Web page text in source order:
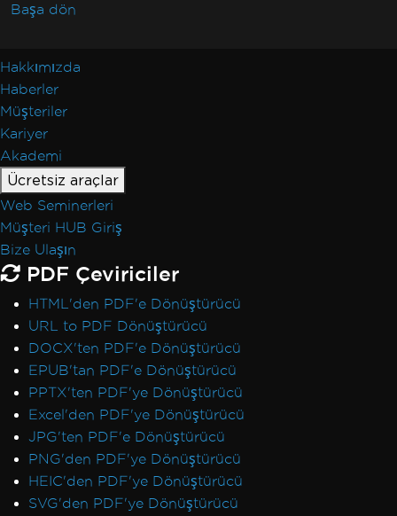
Başa dön
Hakkımızda
Haberler
Müşteriler
Kariyer
Akademi
Ücretsiz araçlar
Web Seminerleri
Müşteri HUB Giriş
Bize Ulaşın
PDF Çeviriciler
HTML'den PDF'e Dönüştürücü
URL to PDF Dönüştürücü
DOCX'ten PDF'e Dönüştürücü
EPUB'tan PDF'e Dönüştürücü
PPTX'ten PDF'ye Dönüştürücü
Excel'den PDF'ye Dönüştürücü
JPG'ten PDF'e Dönüştürücü
PNG'den PDF'ye Dönüştürücü
HEIC'den PDF'ye Dönüştürücü
SVG'den PDF'ye Dönüştürücü